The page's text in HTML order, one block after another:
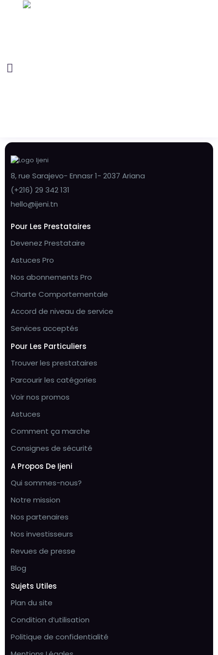
8, rue Sarajevo- Ennasr 1- 2037 Ariana
(+216) 29 342 131
hello@ijeni.tn
Pour Les Prestataires
Devenez Prestataire
Astuces Pro
Nos abonnements Pro
Charte Comportementale
Accord de niveau de service
Services acceptés
Pour Les Particuliers
Trouver les prestataires
Parcourir les catégories
Voir nos promos
Astuces
Comment ça marche
Consignes de sécurité
A Propos De Ijeni
Qui sommes-nous?
Notre mission
Nos partenaires
Nos investisseurs
Revues de presse
Blog
Sujets Utiles
Plan du site
Condition d’utilisation
Politique de confidentialité